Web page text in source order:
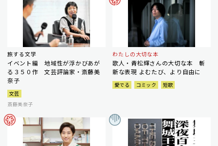
旅する文学
イベント編 地域性が浮かびあが
る３５０作 文芸評論家・斎藤美
奈子
文芸
斎藤美奈子
わたしの大切な本
歌人・青松輝さんの大切な本 斬
新な表現 よむたび、より自由に
愛でる コミック 短歌